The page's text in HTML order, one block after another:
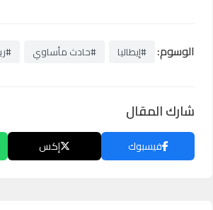
الوسوم: #إيطاليا #حادث مأساوي
شارك المقال
فيسبوك إكس